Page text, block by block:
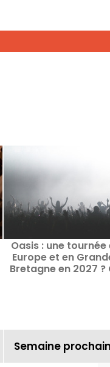
Oasis : une tournée
Europe et en
Bretagne en 2027 ?
Semaine